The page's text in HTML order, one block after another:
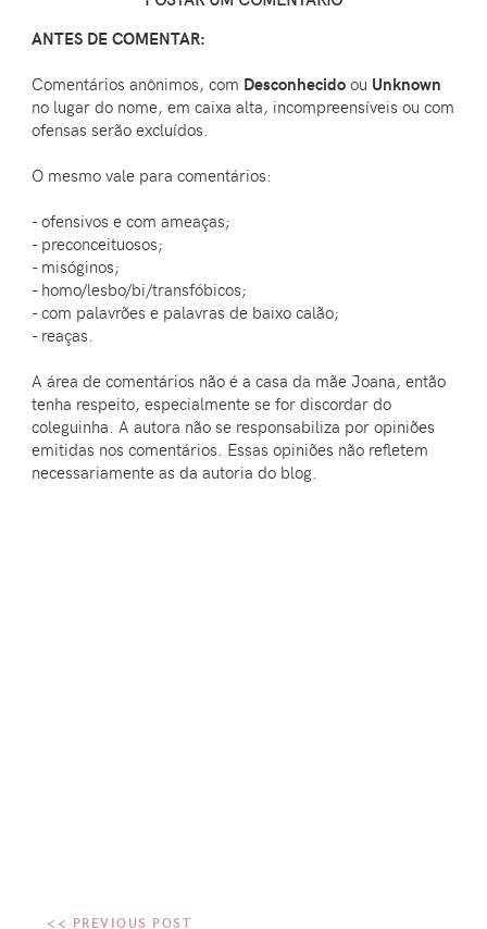
ANTES DE COMENTAR:
Comentários anônimos, com Desconhecido ou Unknown
no lugar do nome, em caixa alta, incompreensíveis ou com
ofensas serão excluídos.
O mesmo vale para comentários:
- ofensivos e com ameaças;
- preconceituosos;
- misóginos;
- homo/lesbo/bi/transfóbicos;
- com palavrões e palavras de baixo calão;
- reaças.
A área de comentários não é a casa da mãe Joana, então
tenha respeito, especialmente se for discordar do
coleguinha. A autora não se responsabiliza por opiniões
emitidas nos comentários. Essas opiniões não refletem
necessariamente as da autoria do blog.